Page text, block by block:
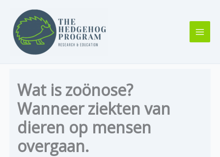
naar
inhoud
Wat is zoönose?
Wanneer ziekten van
dieren op mensen
overgaan.